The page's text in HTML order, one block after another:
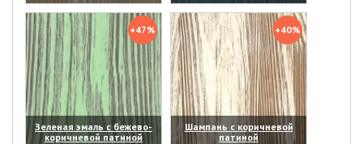
(увеличить)
(увеличить)
+47%
Зеленая эмаль с бежево-
коричневой патиной
+40%
Шампань с коричневой
патиной